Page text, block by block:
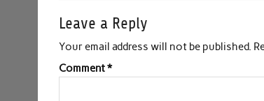
Leave a Reply
Your email address will not be published.
Comment*